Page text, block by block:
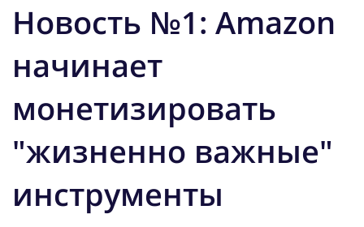
Новость №1: Amazon
начинает
монетизировать
"жизненно важные"
инструменты